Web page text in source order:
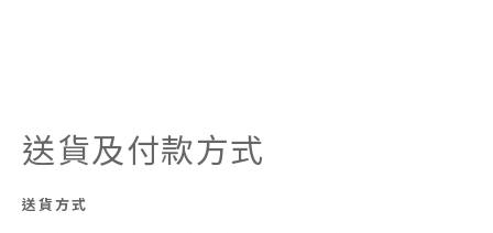
送貨及付款方式
送貨方式